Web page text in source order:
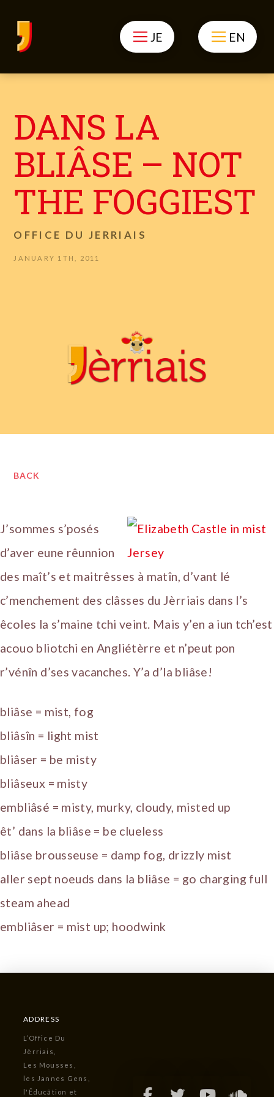
JE EN
DANS LA
BLIÂSE – NOT
THE FOGGIEST
OFFICE DU JERRIAIS
JANUARY 1TH, 2011
BACK
J’sommes s’posés
d’aver eune rêunnion
des maît’s et maitrêsses à matîn, d’vant lé
c’menchement des clâsses du Jèrriais dans l’s
êcoles la s’maine tchi veint. Mais y’en a iun tch’est
acouo bliotchi en Angliétèrre et n’peut pon
r’vénîn d’ses vacanches. Y’a d’la bliâse!
bliâse = mist, fog
bliâsîn = light mist
bliâser = be misty
bliâseux = misty
embliâsé = misty, murky, cloudy, misted up
êt’ dans la bliâse = be clueless
bliâse brousseuse = damp fog, drizzly mist
aller sept noeuds dans la bliâse = go charging full
steam ahead
embliâser = mist up; hoodwink
ADDRESS
L’Office Du
Jèrriais,
Les Mousses,
les Jannes Gens,
l'Êducâtion et